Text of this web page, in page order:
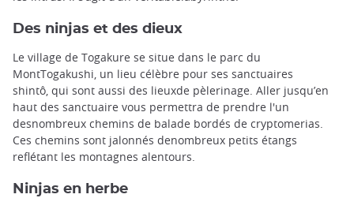
Des ninjas et des dieux
Le village de Togakure se situe dans le parc du
MontTogakushi, un lieu célèbre pour ses sanctuaires
shintô, qui sont aussi des lieuxde pèlerinage. Aller jusqu’en
haut des sanctuaire vous permettra de prendre l'un
desnombreux chemins de balade bordés de cryptomerias.
Ces chemins sont jalonnés denombreux petits étangs
reflétant les montagnes alentours.
Ninjas en herbe